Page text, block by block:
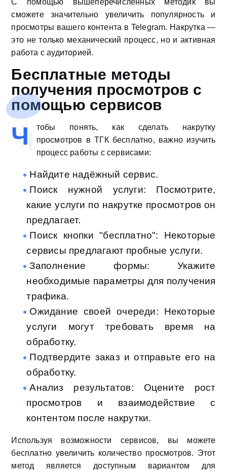
С помощью вышеперечисленных методик вы
сможете значительно увеличить популярность и
просмотры вашего контента в Telegram. Накрутка —
это не только механический процесс, но и активная
работа с аудиторией.
Бесплатные методы
получения просмотров с
помощью сервисов
Ч
тобы понять, как сделать накрутку
просмотров в ТГК бесплатно, важно изучить
процесс работы с сервисами:
Найдите надёжный сервис.
Поиск нужной услуги: Посмотрите,
какие услуги по накрутке просмотров он
предлагает.
Поиск кнопки "бесплатно": Некоторые
сервисы предлагают пробные услуги.
Заполнение формы: Укажите
необходимые параметры для получения
трафика.
Ожидание своей очереди: Некоторые
услуги могут требовать время на
обработку.
Подтвердите заказ и отправьте его на
обработку.
Анализ результатов: Оцените рост
просмотров и взаимодействие с
контентом после накрутки.
Используя возможности сервисов, вы можете
бесплатно увеличить количество просмотров. Этот
метод является доступным вариантом для